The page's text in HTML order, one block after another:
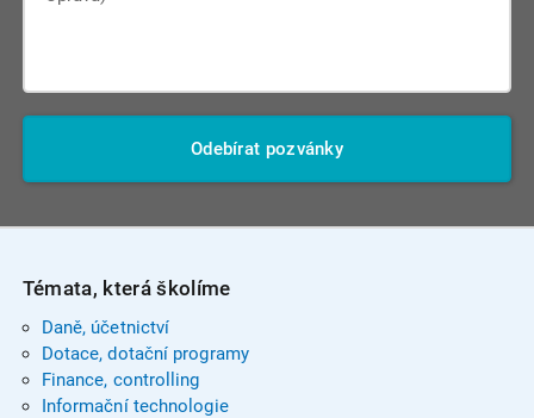
Odebírat pozvánky
Témata, která školíme
Daně, účetnictví
Dotace, dotační programy
Finance, controlling
Informační technologie